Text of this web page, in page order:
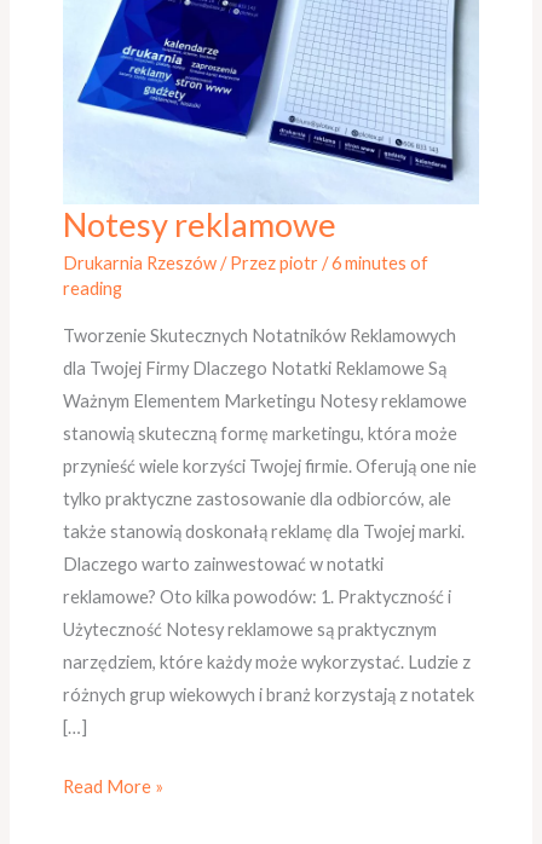
Notesy reklamowe
Drukarnia Rzeszów/ Przezpiotr/6 minutes of
reading
Tworzenie Skutecznych Notatników Reklamowych
dla Twojej Firmy Dlaczego Notatki Reklamowe Są
Ważnym Elementem Marketingu Notesy reklamowe
stanowią skuteczną formę marketingu, która może
przynieść wiele korzyści Twojej firmie. Oferują one nie
tylko praktyczne zastosowanie dla odbiorców, ale
także stanowią doskonałą reklamę dla Twojej marki.
Dlaczego warto zainwestować w notatki
reklamowe? Oto kilka powodów: 1. Praktyczność i
Użyteczność Notesy reklamowe są praktycznym
narzędziem, które każdy może wykorzystać. Ludzie z
różnych grup wiekowych i branż korzystają z notatek
[…]
Notesy
reklamowe
Read More »